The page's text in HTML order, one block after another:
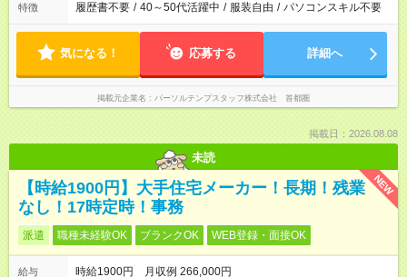
特徴 履歴書不要 / 40～50代活躍中 / 服装自由 / パソコンスキル不要
気になる！ 応募する 詳細へ
掲載元企業名 パーソルテンプスタッフ株式会社 首都圏
掲載日：2026.08.08
未読
NEW
【時給1900円】大手住宅メーカー！長期！残業
なし！17時定時！事務
派遣 職種未経験OK ブランクOK WEB登録・面接OK
給与
時給1900円 月収例 266,000円